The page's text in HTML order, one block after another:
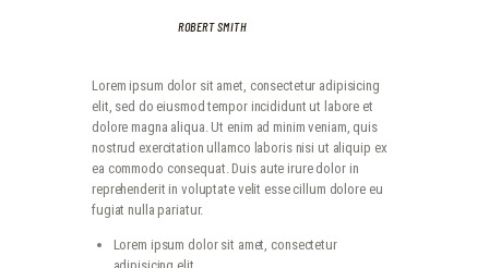
ROBERT SMITH
Lorem ipsum dolor sit amet, consectetur adipisicing
elit, sed do eiusmod tempor incididunt ut labore et
dolore magna aliqua. Ut enim ad minim veniam, quis
nostrud exercitation ullamco laboris nisi ut aliquip ex
ea commodo consequat. Duis aute irure dolor in
reprehenderit in voluptate velit esse cillum dolore eu
fugiat nulla pariatur.
Lorem ipsum dolor sit amet, consectetur